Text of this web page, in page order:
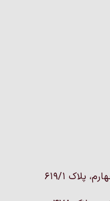
پلاک 619/1